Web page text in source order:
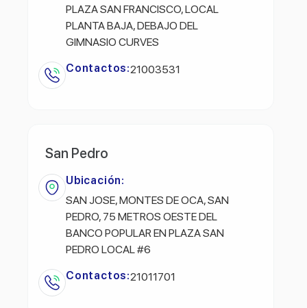
PLAZA SAN FRANCISCO, LOCAL
PLANTA BAJA, DEBAJO DEL
GIMNASIO CURVES
Contactos:21003531
San Pedro
Ubicación:
SAN JOSE, MONTES DE OCA, SAN
PEDRO, 75 METROS OESTE DEL
BANCO POPULAR EN PLAZA SAN
PEDRO LOCAL #6
Contactos:21011701